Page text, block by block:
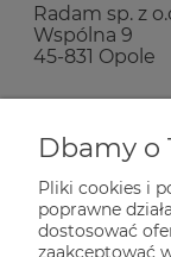
Radam sp. z
Wspólna 9
45-831 Opole
Zakupy
Pomoc
Dbamy o
Pliki cookies i
poprawne
dostosować
zaakceptować